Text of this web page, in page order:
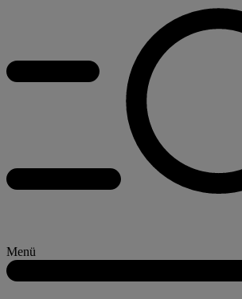
Menü